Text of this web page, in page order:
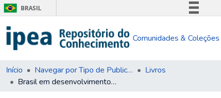
BRASIL
Comunica BR
Acesso à informação
Comunidades & Coleções
Início Navegar por Tipo de Publicação
Livros
Brasil em desenvolvimento 2010 : Estado, planejamento e políticas públicas